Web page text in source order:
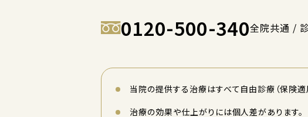
0120-500-340全院共通 /
当院の提供する治療はすべて自由診療（保険適
治療の効果や仕上がりには個人差があります。